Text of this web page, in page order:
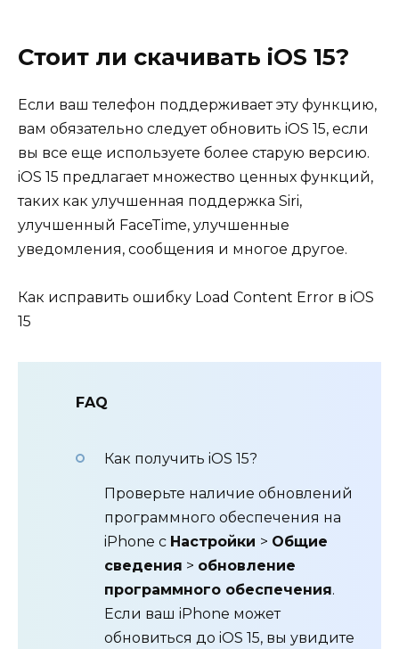
Стоит ли скачивать iOS 15?
Если ваш телефон поддерживает эту функцию,
вам обязательно следует обновить iOS 15, если
вы все еще используете более старую версию.
iOS 15 предлагает множество ценных функций,
таких как улучшенная поддержка Siri,
улучшенный FaceTime, улучшенные
уведомления, сообщения и многое другое.
Как исправить ошибку Load Content Error в iOS
15
FAQ
Как получить iOS 15?
Проверьте наличие обновлений
программного обеспечения на
iPhone с Настройки > Общие
сведения > обновление
программного обеспечения.
Если ваш iPhone может
обновиться до iOS 15, вы увидите